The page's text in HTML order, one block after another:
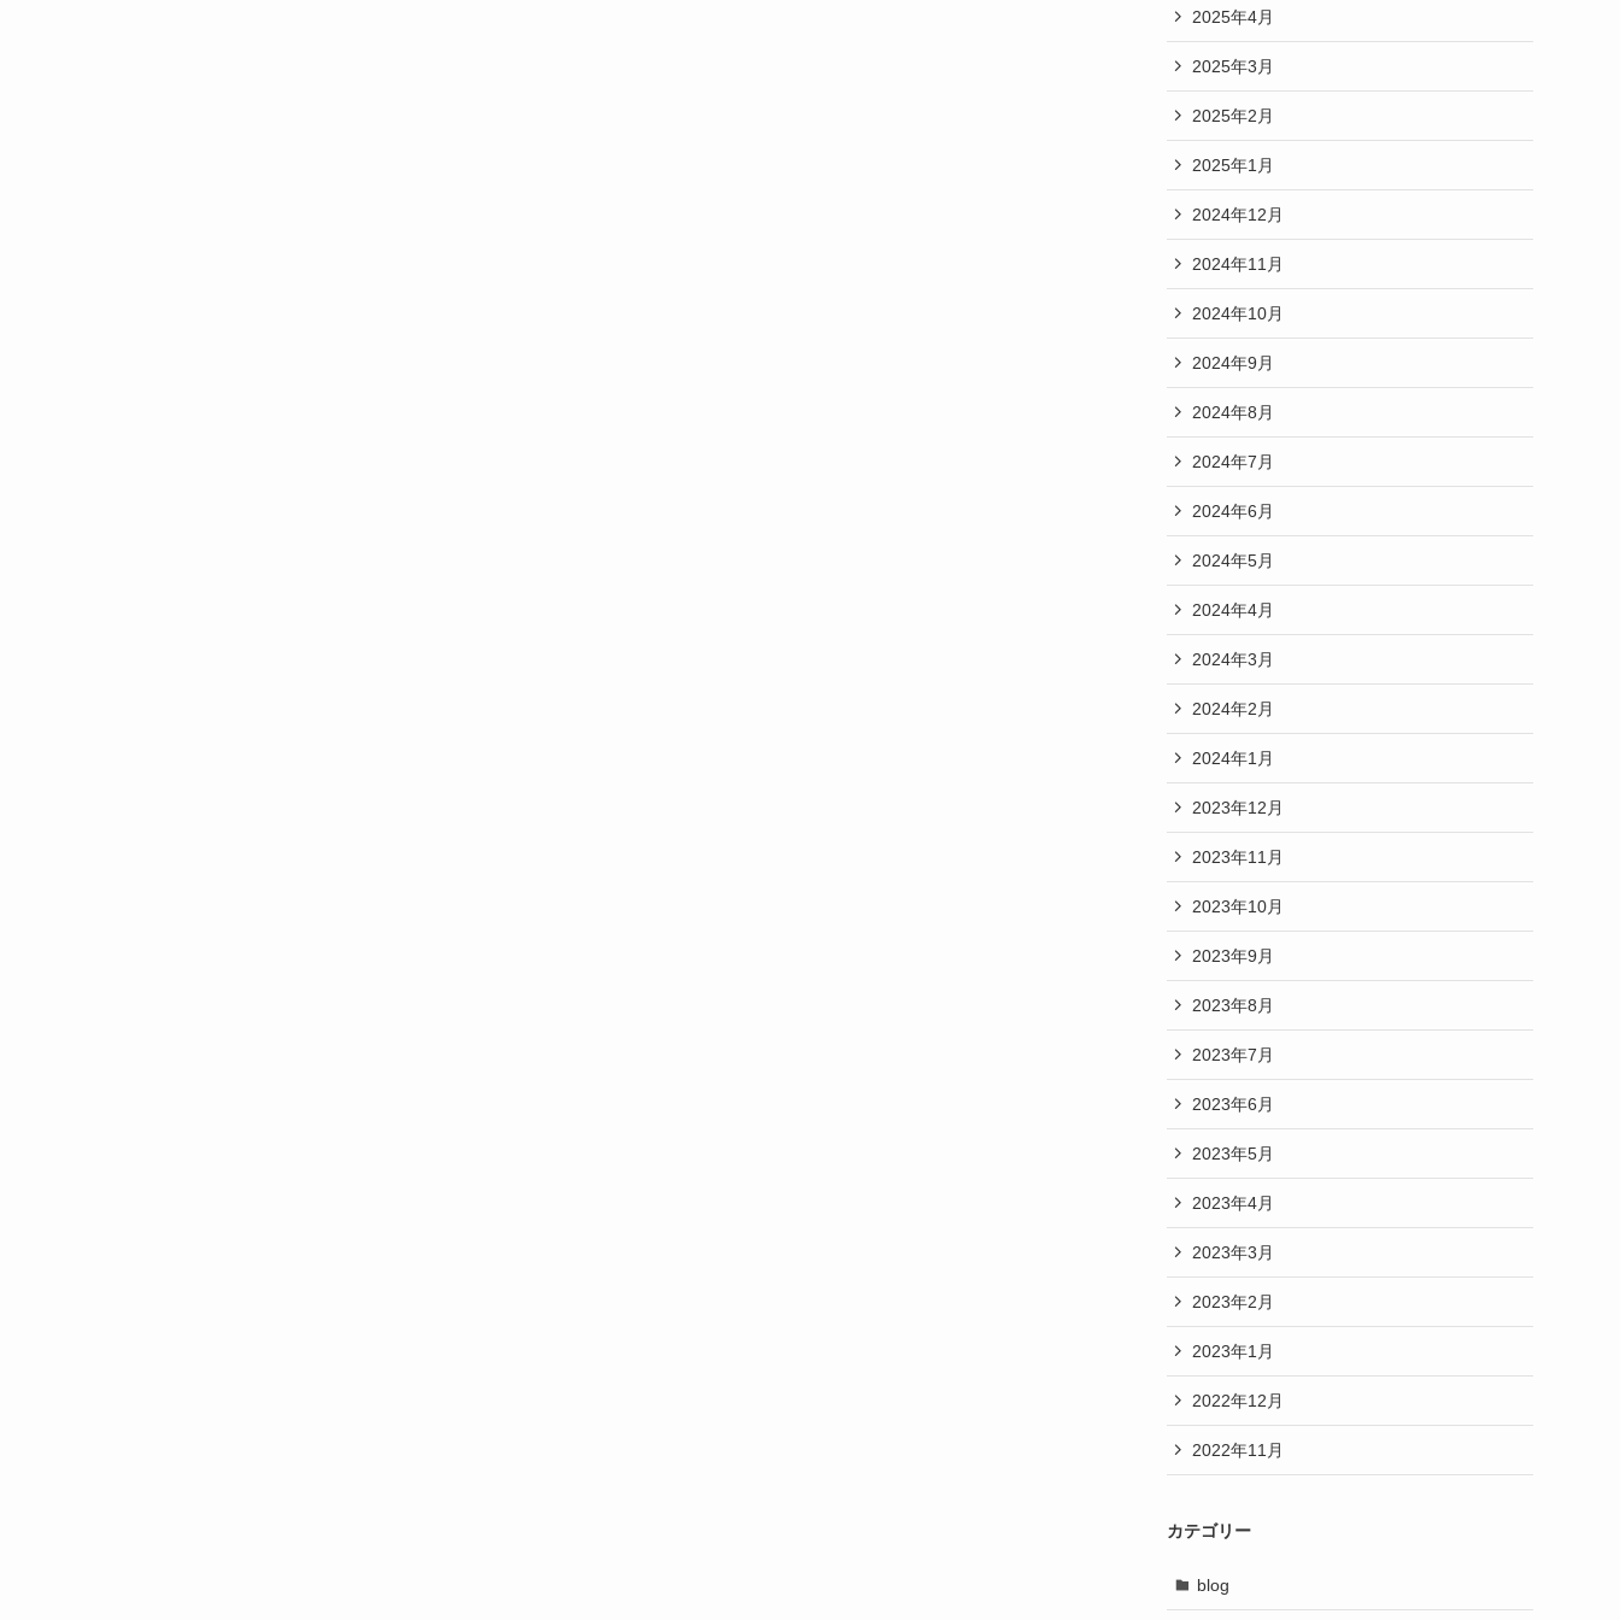
2025年4月
2025年3月
2025年2月
2025年1月
2024年12月
2024年11月
2024年10月
2024年9月
2024年8月
2024年7月
2024年6月
2024年5月
2024年4月
2024年3月
2024年2月
2024年1月
2023年12月
2023年11月
2023年10月
2023年9月
2023年8月
2023年7月
2023年6月
2023年5月
2023年4月
2023年3月
2023年2月
2023年1月
2022年12月
2022年11月
カテゴリー
blog